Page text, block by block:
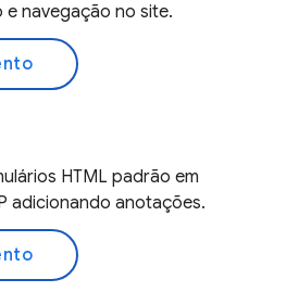
navegação no site.
HTML padrão em
adicionando anotações.